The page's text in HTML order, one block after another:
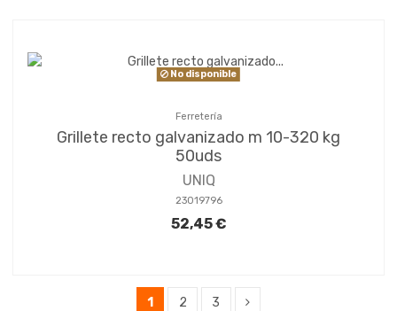
No disponible
Ferretería
Grillete recto galvanizado m 10-320 kg
50uds
UNIQ
23019796
52,45 €
1 2 3